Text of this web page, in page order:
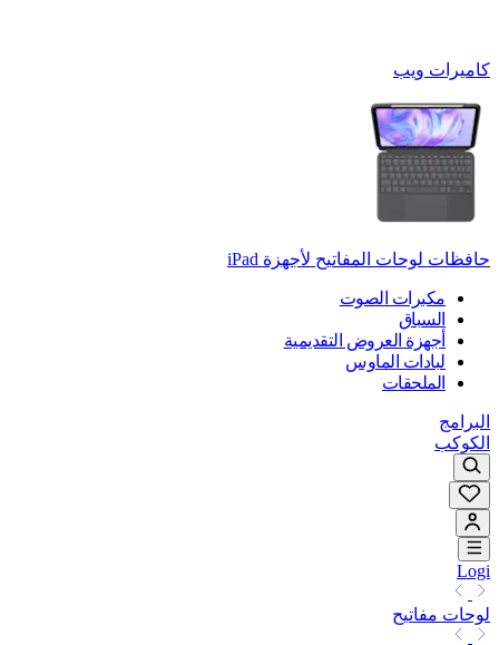
كاميرات ويب
حافظات لوحات المفاتيح لأجهزة ‏iPad
مكبرات الصوت
السباق
أجهزة العروض التقديمية
لبادات الماوس
الملحقات
البرامج
الكوكب
Logi
لوحات مفاتيح